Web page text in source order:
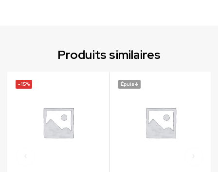
Produits similaires
-15% Épuisé